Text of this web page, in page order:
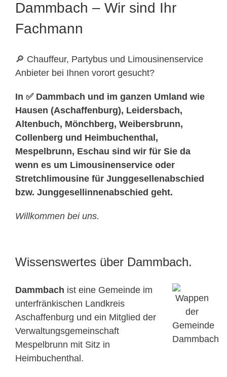
Dammbach – Wir sind Ihr
Fachmann
🔎 Chauffeur, Partybus und Limousinenservice
Anbieter bei Ihnen vorort gesucht?
In ✅ Dammbach und im ganzen Umland wie
Hausen (Aschaffenburg), Leidersbach,
Altenbuch, Mönchberg, Weibersbrunn,
Collenberg und Heimbuchenthal,
Mespelbrunn, Eschau sind wir für Sie da
wenn es um Limousinenservice oder
Stretchlimousine für Junggesellenabschied
bzw. Junggesellinnenabschied geht.
Willkommen bei uns.
Wissenswertes über Dammbach.
Dammbach ist eine Gemeinde im
unterfränkischen Landkreis
Aschaffenburg und ein Mitglied der
Verwaltungsgemeinschaft
Mespelbrunn mit Sitz in
Heimbuchenthal.